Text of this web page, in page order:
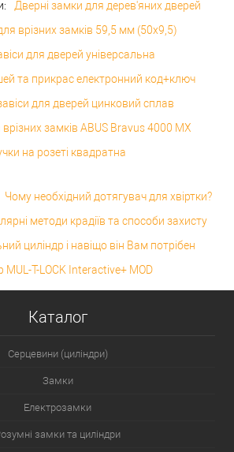
Дверні замки для дерев'яних дверей
врізних замків 59,5 мм (50x9,5)
для дверей універсальна
та прикрас електронний код+ключ
для дверей цинковий сплав
замків ABUS Bravus 4000 MX
на розеті квадратна
Чому необхідний дотягувач для хвіртки?
методи крадіїв та способи захисту
циліндр і навіщо він Вам потрібен
MUL-T-LOCK Interactive+ MOD
Каталог
Серцевини (циліндри)
Замки
Електрозамки
замки та циліндри